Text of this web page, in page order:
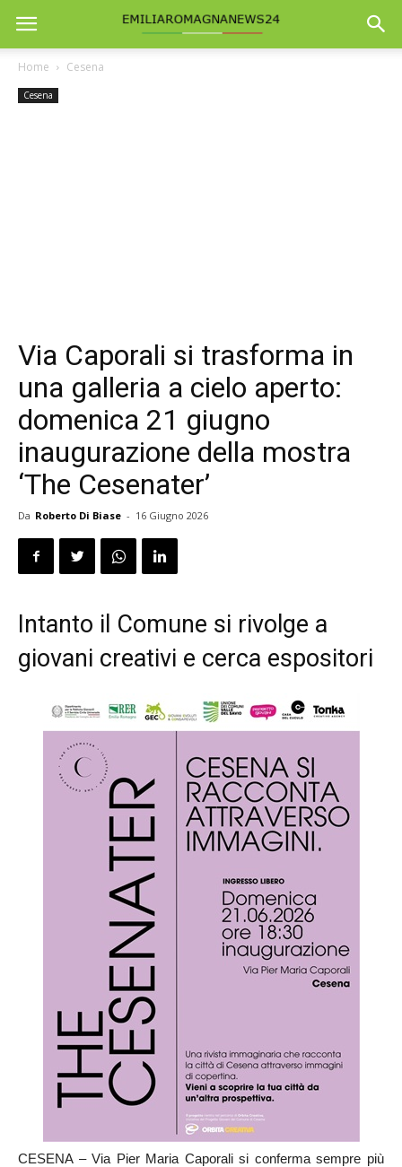
Home Cesena
Cesena
Via Caporali si trasforma in
una galleria a cielo aperto:
domenica 21 giugno
inaugurazione della mostra
‘The Cesenater’
Da Roberto Di Biase - 16 Giugno 2026
Intanto il Comune si rivolge a
giovani creativi e cerca espositori
CESENA – Via Pier Maria Caporali si conferma sempre più